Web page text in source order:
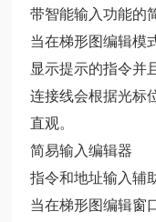
带智能输入功能的
当在梯形图编辑模
显示提示的指令并
连接线会根据光标
直观。
简易输入编辑器
指令和地址输入辅
当在梯形图编辑窗